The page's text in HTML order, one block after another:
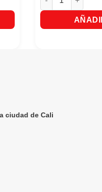
ciudad de Cali